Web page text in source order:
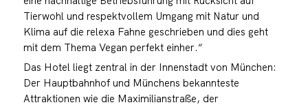
Tierwohl und respektvollem Umgang mit Natur und
Klima auf die relexa Fahne geschrieben und dies geht
mit dem Thema Vegan perfekt einher.“
Das Hotel liegt zentral in der Innenstadt von München:
Der Hauptbahnhof und Münchens bekannteste
Attraktionen wie die Maximilianstraße, der